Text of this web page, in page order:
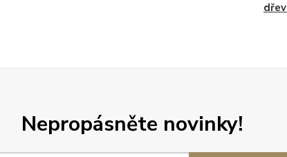
Nepropásněte novinky!